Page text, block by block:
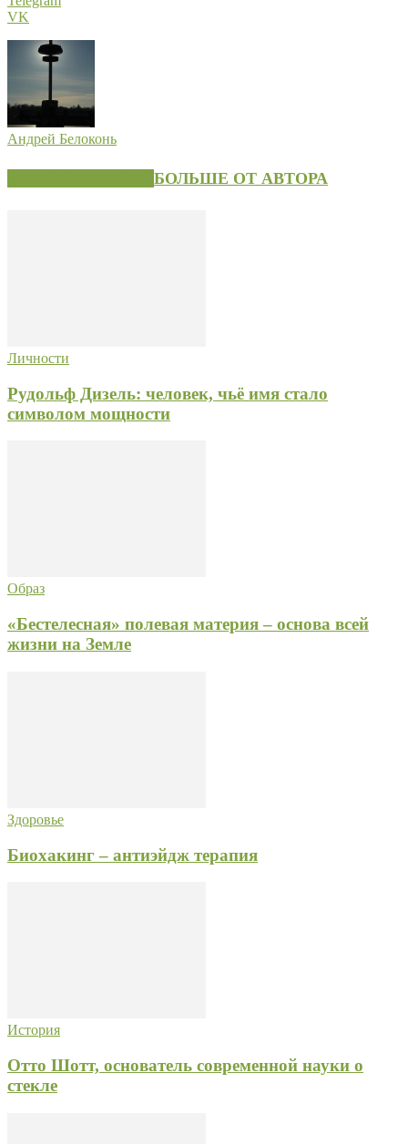
VK
Андрей Белоконь
БОЛЬШЕ ОТ АВТОРА
Личности
Рудольф Дизель: человек, чьё имя стало
символом мощности
Образ
«Бестелесная» полевая материя – основа всей
жизни на Земле
Здоровье
Биохакинг – антиэйдж терапия
История
Отто Шотт, основатель современной науки о
стекле